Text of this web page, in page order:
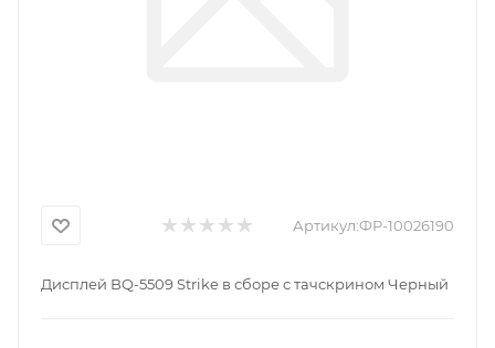
Артикул:ФР-10026190
Дисплей BQ-5509 Strike в сборе с тачскрином Черный